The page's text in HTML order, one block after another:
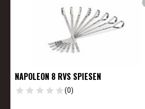
NAPOLEON 8 RVS SPIESEN
(0)